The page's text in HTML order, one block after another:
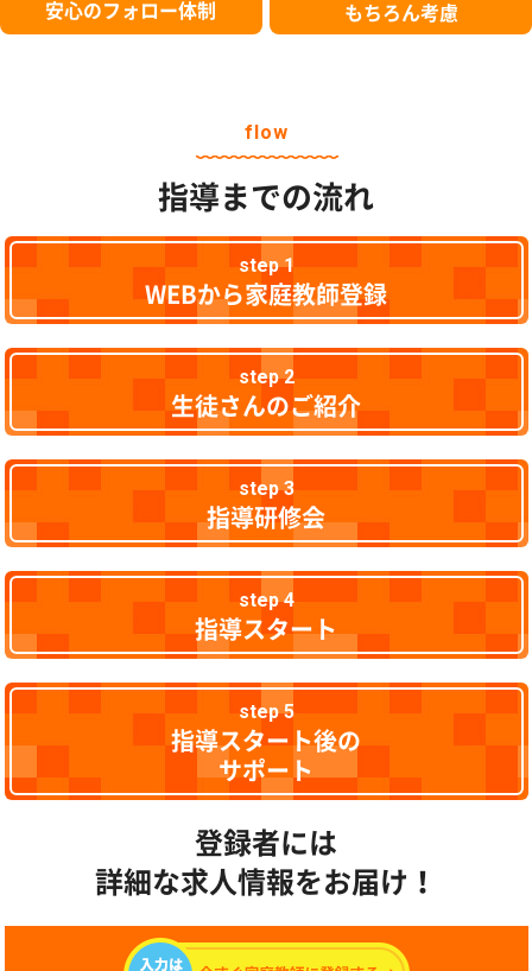
安心のフォロー体制
もちろん考慮
flow
指導までの流れ
step 1
WEBから家庭教師登録
step 2
生徒さんのご紹介
step 3
指導研修会
step 4
指導スタート
step 5
指導スタート後の
サポート
登録者には
詳細な求人情報をお届け！